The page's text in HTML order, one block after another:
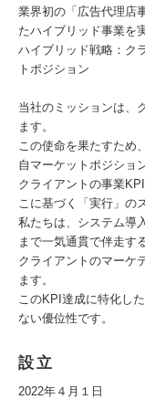
業界初の「広告代理店
たハイブリッド事業を
ハイブリッド戦略：ク
トポジション
当社のミッションは、
ます。
この使命を果たすため
自マーケットポジショ
クライアントの事業
こに基づく「実行」の
私たちは、システム導
まで一気通貫で伴走す
クライアントのマーケ
ます。
このKPI達成に特化し
ない優位性です。
設立
2022年４月１日